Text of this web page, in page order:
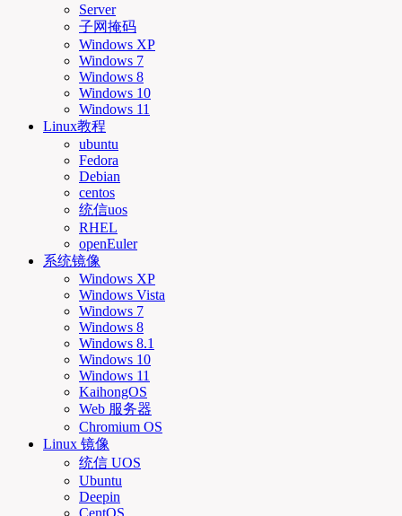
Server
子网掩码
Windows XP
Windows 7
Windows 8
Windows 10
Windows 11
Linux教程
ubuntu
Fedora
Debian
centos
统信uos
RHEL
openEuler
系统镜像
Windows XP
Windows Vista
Windows 7
Windows 8
Windows 8.1
Windows 10
Windows 11
KaihongOS
Web 服务器
Chromium OS
Linux 镜像
统信 UOS
Ubuntu
Deepin
CentOS